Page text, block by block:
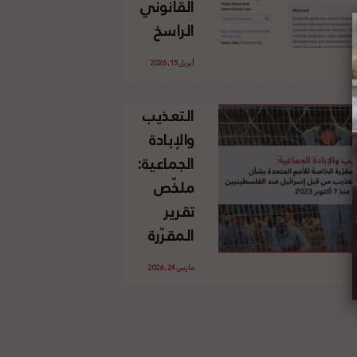
الإسرائيلي
غير
القانوني
الفلسطينية
القانوني
الراسخ
للاجئين
وحقهم
في العودة
بموجب
القانون
الدولي
أبريل 15, 2026
التعذيب
والإبادة
الجماعية:
ملخّص
تقرير
المقرّرة
الخاصة
مارس 24, 2026